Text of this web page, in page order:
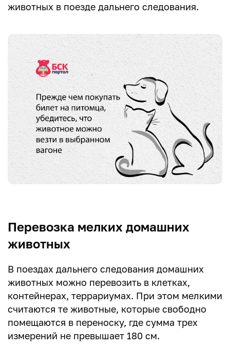
животных в поезде дальнего следования.
Перевозка мелких домашних
животных
В поездах дальнего следования домашних
животных можно перевозить в клетках,
контейнерах, террариумах. При этом мелкими
считаются те животные, которые свободно
помещаются в переноску, где сумма трех
измерений не превышает 180 см.